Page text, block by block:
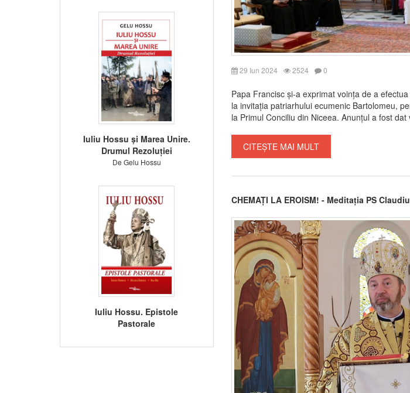
Iuliu Hossu și Marea Unire.
Drumul Rezoluției
De Gelu Hossu
Iuliu Hossu. Epistole
Pastorale
29 Iun 2024 2524 0
Papa Francisc și-a exprimat voința de a
la invitația patriarhului ecumenic Bartolomeu,
la Primul Conciliu din Niceea. Anunțul a fost
CITEȘTE MAI MULT
CHEMAȚI LA EROISM! - Meditația PS